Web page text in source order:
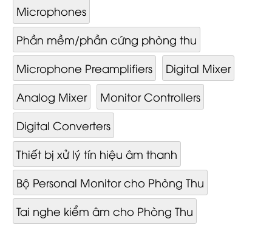
Microphones
Phần mềm/phần cứng phòng thu
Microphone Preamplifiers
Digital Mixer
Analog Mixer
Monitor Controllers
Digital Converters
Thiết bị xử lý tín hiệu âm thanh
Bộ Personal Monitor cho Phòng Thu
Tai nghe kiểm âm cho Phòng Thu